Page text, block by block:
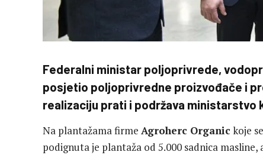
Federalni ministar poljoprivrede,
posjetio poljoprivredne proizvođače i
realizaciju prati i podržava
Na plantažama firme Agroherc Organic koje
podignuta je plantaža od 5.000 sadnica